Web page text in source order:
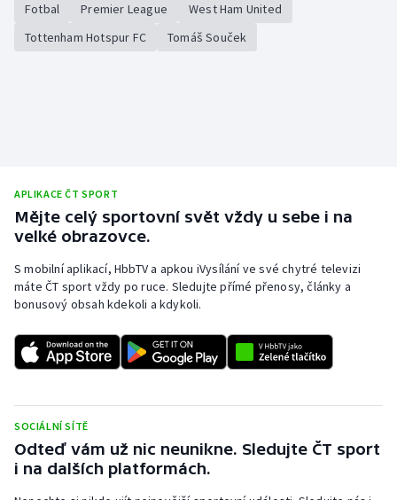
Fotbal Premier League
West Ham United
Tottenham Hotspur FC
Tomáš Souček
APLIKACE ČT SPORT
Mějte celý sportovní svět vždy u sebe i na
velké obrazovce.
S mobilní aplikací, HbbTV a apkou iVysílání ve své chytré televizi
máte ČT sport vždy po ruce. Sledujte přímé přenosy, články a
bonusový obsah kdekoli a kdykoli.
SOCIÁLNÍ SÍTĚ
Odteď vám už nic neunikne. Sledujte ČT sport
i na dalších platformách.